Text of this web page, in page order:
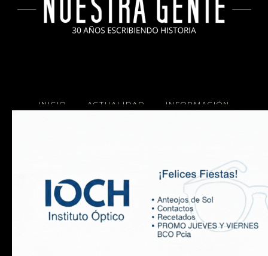
INICIO ACTUALIDAD INFORMACIÓN
Copyright 2025 Nuestra Gente.